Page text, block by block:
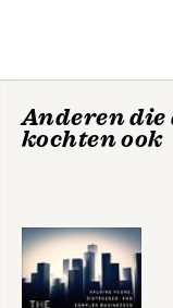
Anderen die
kochten ook